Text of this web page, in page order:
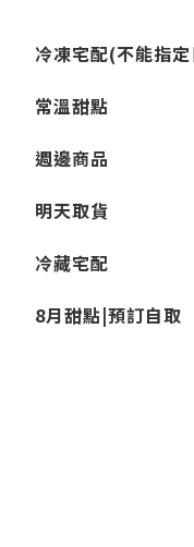
冷凍宅配(不能指
常溫甜點
週邊商品
明天取貨
冷藏宅配
8月甜點|預訂自取